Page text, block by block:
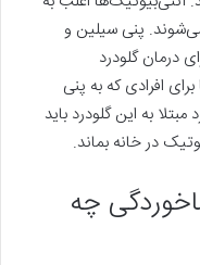
پنی سیلین و
درمان گلودرد
افرادی که به پنی
به این گلودرد باید
چه